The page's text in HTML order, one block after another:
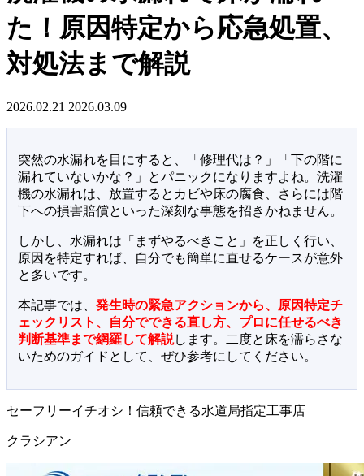
た！原因特定から応急処置、
対処法まで解説
2026.02.21 2026.03.09
突然の水漏れを目にすると、「修理代は？」「下の階に
漏れていないかな？」とパニックになりますよね。洗濯
機の水漏れは、放置するとカビや床の腐食、さらには階
下への損害賠償といった深刻な事態を招きかねません。
しかし、水漏れは「まずやるべきこと」を正しく行い、
原因を特定すれば、自分でも簡単に直せるケースが意外
と多いです。
本記事では、 発生時の緊急アクションから、原因特定チ
ェックリスト、自分でできる直し方、プロに任せるべき
判断基準まで網羅して解説します。二度と床を濡らさな
いためのガイドとして、ぜひ参考にしてください。
セーフリーイチオシ！信頼できる水道局指定工事店
クラシアン